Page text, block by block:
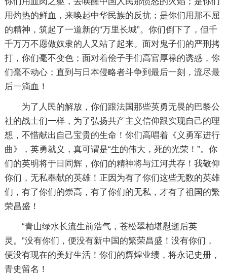
用灼热的鲜血，来唤起中华民族的反抗；是你们用那不屈
的精神，筑起了一道新的“万里长城”。你们倒下了，但千
千万万不愿做奴隶的人又站了起来。面对鬼子们的严刑拷
打，你们毫不变色；面对着侩子手们高官厚禄的诱惑，你
们毫不动心；直到与日本侵略者斗争到最后一刻，流尽最
后一滴血！
为了人民的解放，你们跟法国那些英勇无畏的巴黎公
社的战士们一样，为了弘扬共产主义信仰跟实现自己的理
想，不惜献出自己宝贵的生命！你们高唱着《义勇军进行
曲》，英勇就义，真可谓是“生的伟大，死的光荣！”。你
们的英明将于日同辉，你们的精神将与江河共存！我敬仰
你们，无私奉献的英雄！正因为有了你们这些无数的英雄
们，有了你们的崇高，有了你们的无私，才有了祖国的繁
荣昌盛！
“青山绿水长流生前浩气，苍松翠柏堪慰逝后英
灵。”没有你们，便没有新中国的繁荣昌盛！没有你们，
便没有现在的美好生活！你们的辉煌业绩，将永记史册，
青史留名！